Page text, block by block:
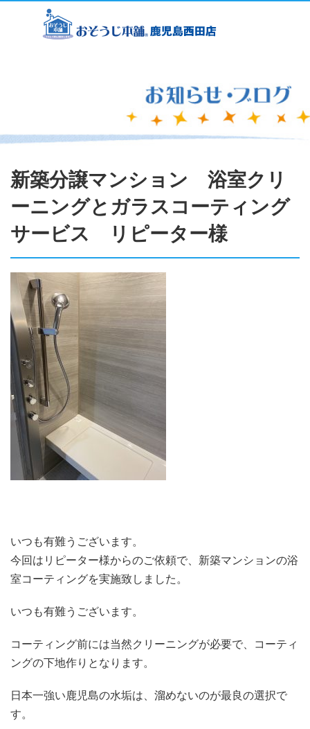
新築分譲マンション 浴室クリ
ーニングとガラスコーティング
サービス リピーター様
いつも有難うございます。
今回はリピーター様からのご依頼で、新築マンションの浴
室コーティングを実施致しました。
いつも有難うございます。
コーティング前には当然クリーニングが必要で、コーティ
ングの下地作りとなります。
日本一強い鹿児島の水垢は、溜めないのが最良の選択で
す。